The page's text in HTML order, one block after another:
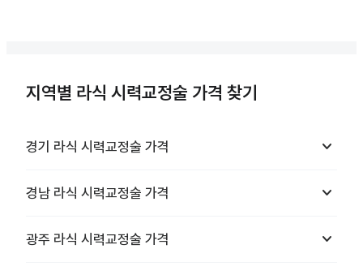
지역별 라식 시력교정술 가격 찾기
경기 라식 시력교정술 가격 keyboard_arrow_down
경남 라식 시력교정술 가격 keyboard_arrow_down
광주 라식 시력교정술 가격 keyboard_arrow_down